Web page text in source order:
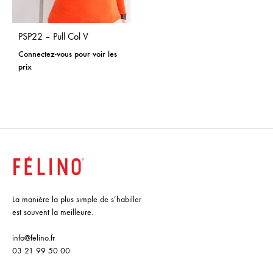
PSP22 – Pull Col V
Connectez-vous pour voir les
prix
La manière la plus simple de s’habiller
est souvent la meilleure.
info@felino.fr
03 21 99 50 00